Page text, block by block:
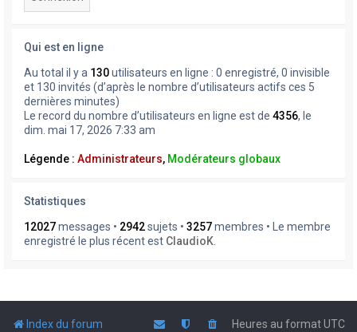
Qui est en ligne
Au total il y a 130utilisateurs en ligne : 0 enregistré, 0 invisible
et 130 invités (d’après le nombre d’utilisateurs actifs ces 5
dernières minutes)
Le record du nombre d’utilisateurs en ligne est de 4356, le
dim. mai 17, 2026 7:33 am
Légende : Administrateurs, Modérateurs globaux
Statistiques
12027messages • 2942sujets • 3257membres • Le membre
enregistré le plus récent est ClaudioK
Index du forum Heures au formatUTC